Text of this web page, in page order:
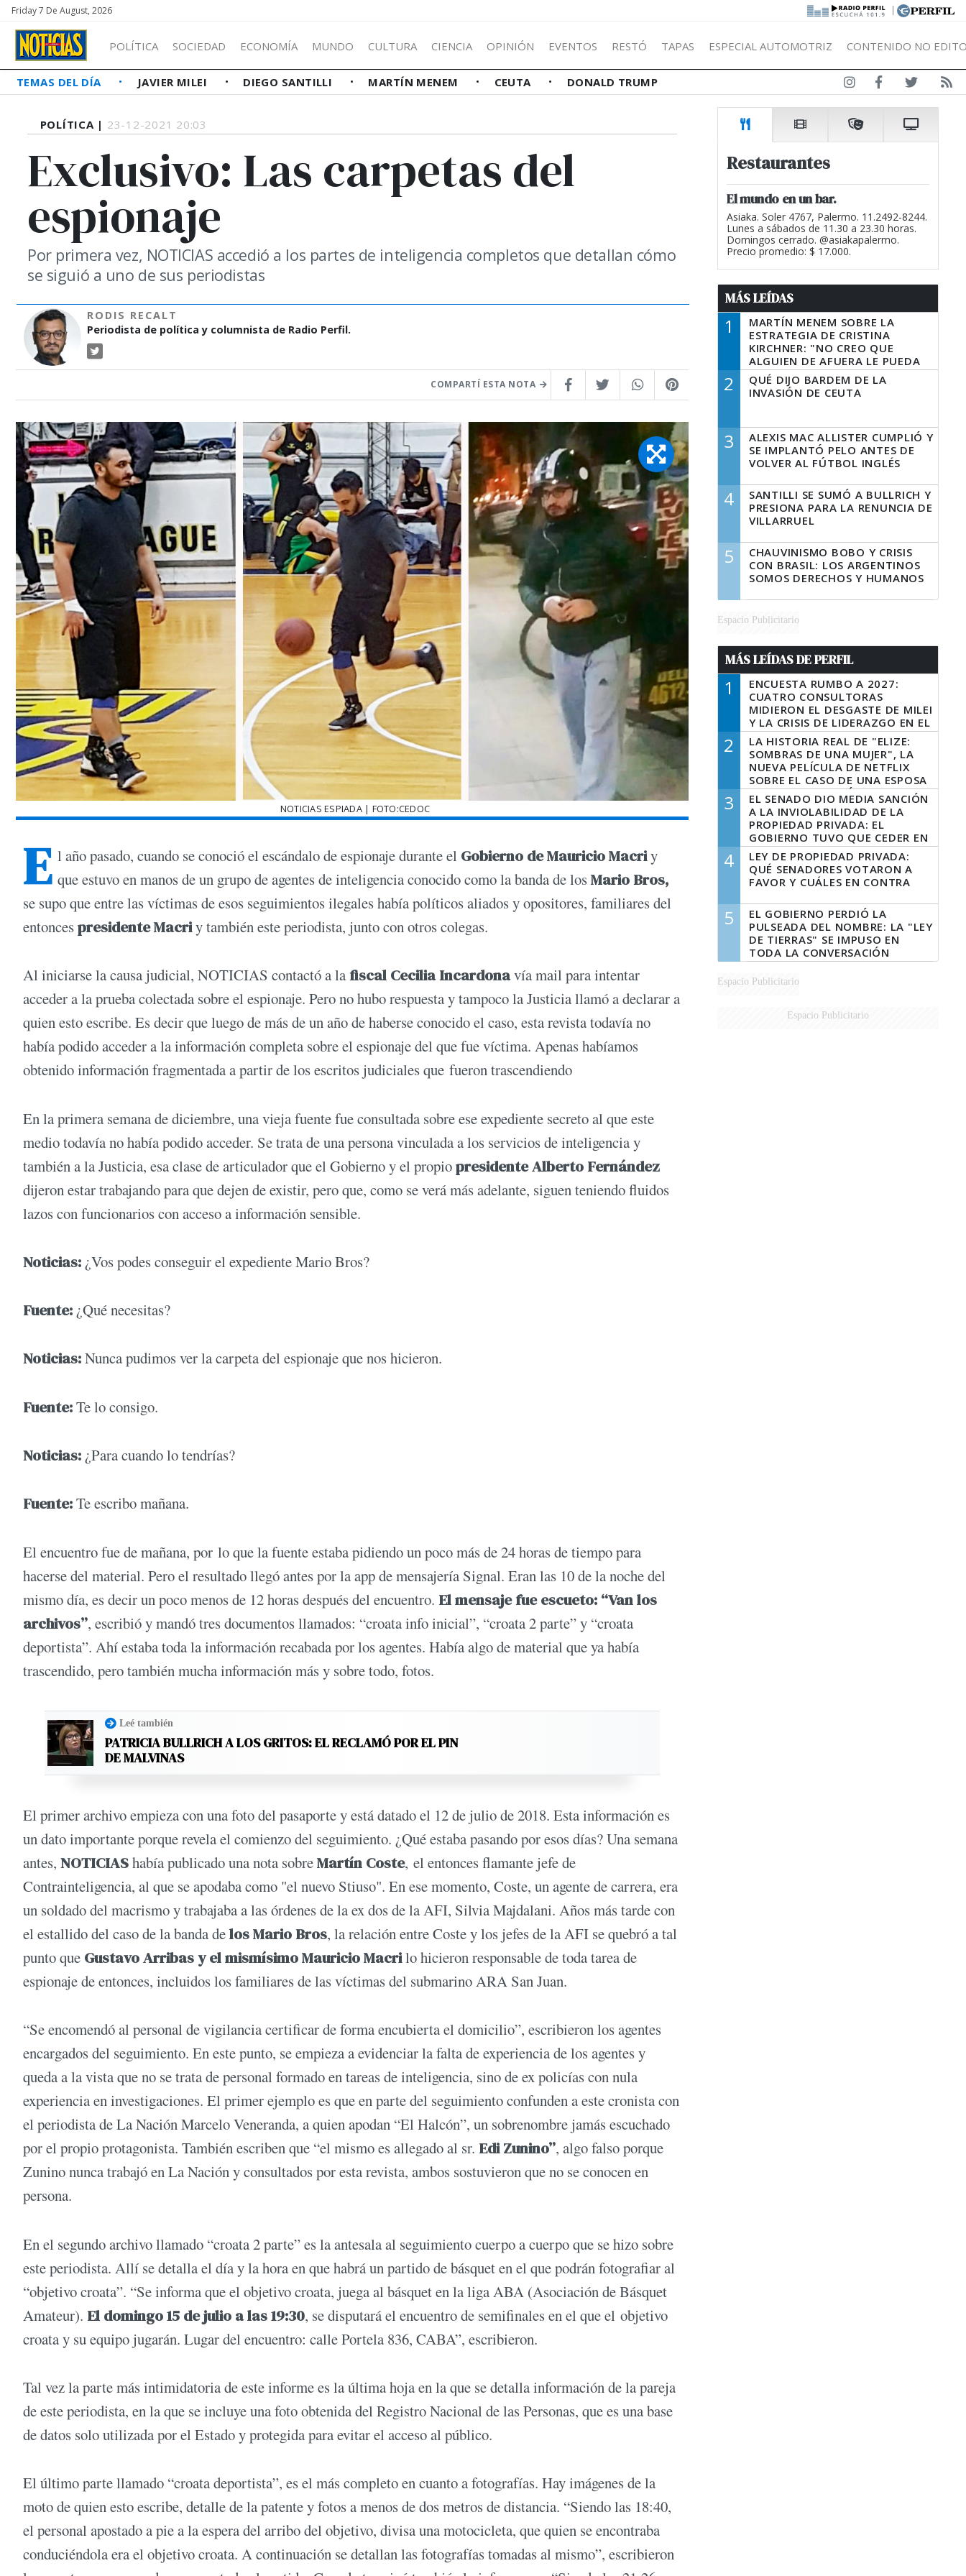
Friday 7 De August, 2026 |
POLÍTICA SOCIEDAD ECONOMÍA MUNDO CULTURA CIENCIA OPINIÓN EVENTOS RESTÓ TAPAS ESPECIAL AUTOMOTRIZ CONTENIDO NO
TEMAS DEL DÍA JAVIER MILEI DIEGO SANTILLI MARTÍN MENEM CEUTA DONALD TRUMP
POLÍTICA | 23-12-2021 20:03
Exclusivo: Las carpetas del
espionaje
Por primera vez, NOTICIAS accedió a los partes de inteligencia completos que detallan cómo
se siguió a uno de sus periodistas
RODIS RECALT
Periodista de política y columnista de Radio Perfil.
COMPARTÍ ESTA NOTA
NOTICIAS ESPIADA | FOTO:CEDOC
E l año pasado, cuando se conoció el escándalo de espionaje durante el Gobierno de Mauricio Macriy
que estuvo en manos de un grupo de agentes de inteligencia conocido como la banda de losMario Bros,
se supo que entre las víctimas de esos seguimientos ilegales había políticos aliados y opositores, familiares del
entoncespresidente Macriy también este periodista, junto con otros colegas.
Al iniciarse la causa judicial, NOTICIAS contactó a lafiscal Cecilia Incardonavía mail para intentar
acceder a la prueba colectada sobre el espionaje. Pero no hubo respuesta y tampoco la Justicia llamó a declarar a
quien esto escribe. Es decir que luego de más de un año de haberse conocido el caso, esta revista todavía no
había podido acceder a la información completa sobre el espionaje del que fue víctima. Apenas habíamos
obtenido información fragmentada a partir de los escritos judiciales que fueron trascendiendo
En la primera semana de diciembre, una vieja fuente fue consultada sobre ese expediente secreto al que este
medio todavía no había podido acceder. Se trata de una persona vinculada a los servicios de inteligencia y
también a la Justicia, esa clase de articulador que el Gobierno y el propiopresidente Alberto Fernández
dijeron estar trabajando para que dejen de existir, pero que, como se verá más adelante, siguen teniendo fluidos
lazos con funcionarios con acceso a información sensible.
Noticias: ¿Vos podes conseguir el expediente Mario Bros?
Fuente: ¿Qué necesitas?
Noticias:Nunca pudimos ver la carpeta del espionaje que nos hicieron.
Fuente:Te lo consigo.
Noticias: ¿Para cuando lo tendrías?
Fuente:Te escribo mañana.
El encuentro fue de mañana, por lo que la fuente estaba pidiendo un poco más de 24 horas de tiempo para
hacerse del material. Pero el resultado llegó antes por la app de mensajería Signal. Eran las 10 de la noche del
mismo día, es decir un poco menos de 12 horas después del encuentro. El mensaje fue escueto: “Van los
archivos”, escribió y mandó tres documentos llamados: “croata info inicial”, “croata 2 parte” y “croata
deportista”. Ahí estaba toda la información recabada por los agentes. Había algo de material que ya había
trascendido, pero también mucha información más y sobre todo, fotos.
Leé también
PATRICIA BULLRICH A LOS GRITOS: EL RECLAMÓ POR EL PIN
DE MALVINAS
El primer archivo empieza con una foto del pasaporte y está datado el 12 de julio de 2018. Esta información es
un dato importante porque revela el comienzo del seguimiento. ¿Qué estaba pasando por esos días? Una semana
antes, NOTICIAShabía publicado una nota sobreMartín Coste, el entonces flamante jefe de
Contrainteligencia, al que se apodaba como "el nuevo Stiuso". En ese momento, Coste, un agente de carrera, era
un soldado del macrismo y trabajaba a las órdenes de la ex dos de la AFI, Silvia Majdalani. Años más tarde con
el estallido del caso de la banda delos Mario Bros, la relación entre Coste y los jefes de la AFI se quebró a tal
punto que Gustavo Arribas y el mismísimo Mauricio Macrilo hicieron responsable de toda tarea de
espionaje de entonces, incluidos los familiares de las víctimas del submarino ARA San Juan.
“Se encomendó al personal de vigilancia certificar de forma encubierta el domicilio”, escribieron los agentes
encargados del seguimiento. En este punto, se empieza a evidenciar la falta de experiencia de los agentes y
queda a la vista que no se trata de personal formado en tareas de inteligencia, sino de ex policías con nula
experiencia en investigaciones. El primer ejemplo es que en parte del seguimiento confunden a este cronista con
el periodista de La Nación Marcelo Veneranda, a quien apodan “El Halcón”, un sobrenombre jamás escuchado
por el propio protagonista. También escriben que “el mismo es allegado al sr. Edi Zunino”, algo falso porque
Zunino nunca trabajó en La Nación y consultados por esta revista, ambos sostuvieron que no se conocen en
persona.
En el segundo archivo llamado “croata 2 parte” es la antesala al seguimiento cuerpo a cuerpo que se hizo sobre
este periodista. Allí se detalla el día y la hora en que habrá un partido de básquet en el que podrán fotografiar al
“objetivo croata”. “Se informa que el objetivo croata, juega al básquet en la liga ABA (Asociación de Básquet
Amateur). El domingo 15 de julio a las 19:30, se disputará el encuentro de semifinales en el que el objetivo
croata y su equipo jugarán. Lugar del encuentro: calle Portela 836, CABA”, escribieron.
Tal vez la parte más intimidatoria de este informe es la última hoja en la que se detalla información de la pareja
de este periodista, en la que se incluye una foto obtenida del Registro Nacional de las Personas, que es una base
de datos solo utilizada por el Estado y protegida para evitar el acceso al público.
El último parte llamado “croata deportista”, es el más completo en cuanto a fotografías. Hay imágenes de la
moto de quien esto escribe, detalle de la patente y fotos a menos de dos metros de distancia. “Siendo las 18:40,
el personal apostado a pie a la espera del arribo del objetivo, divisa una motocicleta, que quien se encontraba
conduciéndola era el objetivo croata. A continuación se detallan las fotografías tomadas al mismo”, escribieron
Restaurantes
El mundo en un bar.
Asiaka. Soler 4767, Palermo. 11.2492-8244.
Lunes a sábados de 11.30 a 23.30 horas.
Domingos cerrado. @asiakapalermo.
Precio promedio: $ 17.000.
MÁS LEÍDAS
1
MARTÍN MENEM SOBRE LA
ESTRATEGIA DE CRISTINA
KIRCHNER: "NO CREO QUE
ALGUIEN DE AFUERA LE PUEDA
DECIR A LA JUSTICIA LO QUE
TIENE QUE HACER"
2
QUÉ DIJO BARDEM DE LA
INVASIÓN DE CEUTA
3
ALEXIS MAC ALLISTER CUMPLIÓ Y
SE IMPLANTÓ PELO ANTES DE
VOLVER AL FÚTBOL INGLÉS
4
SANTILLI SE SUMÓ A BULLRICH Y
PRESIONA PARA LA RENUNCIA DE
VILLARRUEL
5
CHAUVINISMO BOBO Y CRISIS
CON BRASIL: LOS ARGENTINOS
SOMOS DERECHOS Y HUMANOS
Espacio Publicitario
MÁS LEÍDAS DE PERFIL
1
ENCUESTA RUMBO A 2027:
CUATRO CONSULTORAS
MIDIERON EL DESGASTE DE MILEI
Y LA CRISIS DE LIDERAZGO EN EL
PERONISMO
2
LA HISTORIA REAL DE "ELIZE:
SOMBRAS DE UNA MUJER", LA
NUEVA PELÍCULA DE NETFLIX
SOBRE EL CASO DE UNA ESPOSA
QUE DESCUARTIZÓ A SU
MARIDO
3
EL SENADO DIO MEDIA SANCIÓN
A LA INVIOLABILIDAD DE LA
PROPIEDAD PRIVADA: EL
GOBIERNO TUVO QUE CEDER EN
LA LEY DEL MANEJO DEL FUEGO
4
LEY DE PROPIEDAD PRIVADA:
QUÉ SENADORES VOTARON A
FAVOR Y CUÁLES EN CONTRA
5
EL GOBIERNO PERDIÓ LA
PULSEADA DEL NOMBRE: LA "LEY
DE TIERRAS" SE IMPUSO EN
TODA LA CONVERSACIÓN
DIGITAL
Espacio Publicitario
Espacio Publicitario